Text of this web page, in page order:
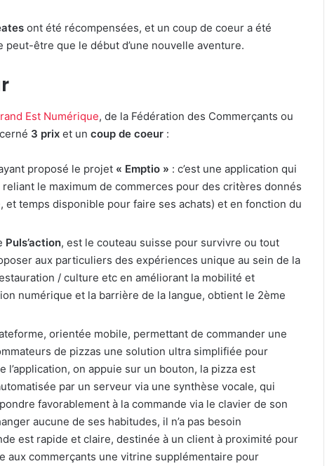
ont été récompensées, et un coup de coeur a été
être que le début d’une nouvelle aventure.
Est Numérique, de la Fédération des Commerçants ou
3 prixet un coup de coeur:
proposé le projet « Emptio » : c’est une application qui
le maximum de commerces pour des critères donnés
temps disponible pour faire ses achats) et en fonction du
Puls’action, est le couteau suisse pour survivre ou tout
aux particuliers des expériences unique au sein de la
/ culture etc en améliorant la mobilité et
numérique et la barrière de la langue, obtient le 2ème
orientée mobile, permettant de commander une
de pizzas une solution ultra simplifiée pour
l’application, on appuie sur un bouton, la pizza est
par un serveur via une synthèse vocale, qui
favorablement à la commande via le clavier de son
aucune de ses habitudes, il n’a pas besoin
est rapide et claire, destinée à un client à proximité pour
aux commerçants une vitrine supplémentaire pour